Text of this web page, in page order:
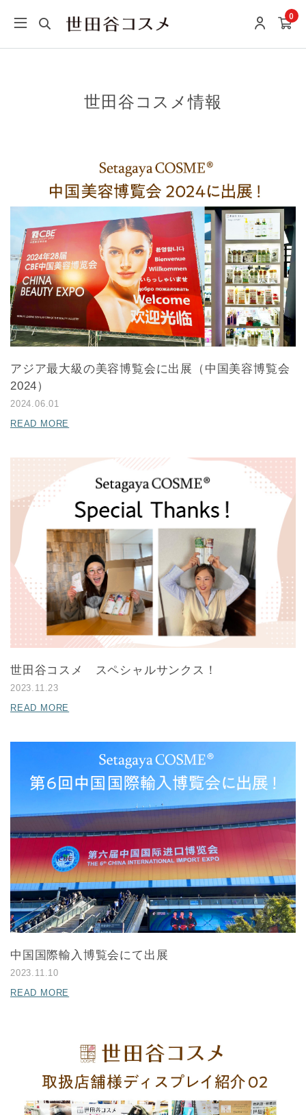
0
世田谷コスメ情報
アジア最大級の美容博覧会に出展（中国美容博覧会
2024）
2024.06.01
READ MORE
世田谷コスメ スペシャルサンクス！
2023.11.23
READ MORE
中国国際輸入博覧会にて出展
2023.11.10
READ MORE